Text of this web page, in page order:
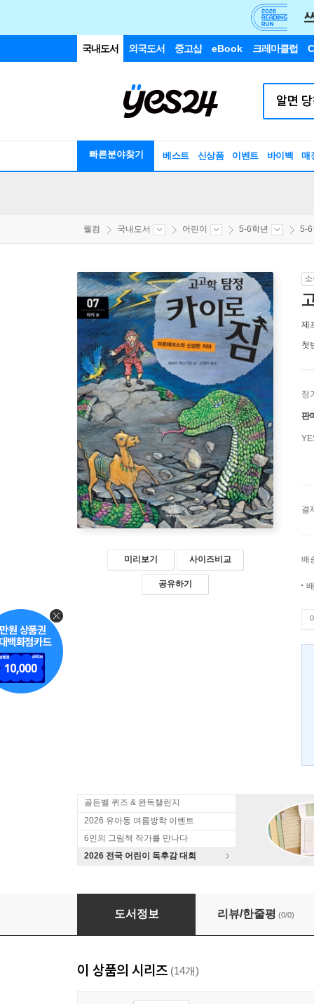
국내도서 외국도서 중고샵 eBook 크레마클럽
빠른분야찾기 베스트 신상품 이벤트 바이백 매
웰컴 국내도서 어린이 5-6학년 5-6
미리보기 사이즈비교
공유하기
제
첫
정
판
결
배
골든벨 퀴즈 & 완독챌린지
2026 유아동 여름방학 이벤트
6인의 그림책 작가를 만나다
2026 전국 어린이 독후감 대회
고고학 탐정 카이로 짐 7 아르테미스의 신성한
도서정보 리뷰/한줄평 (0/0)
이 상품의 시리즈 (14개)